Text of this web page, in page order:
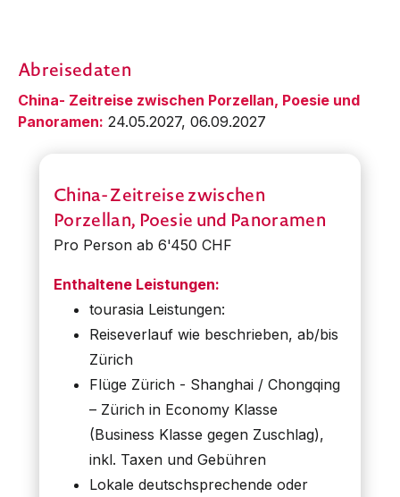
Abreisedaten
China- Zeitreise zwischen Porzellan, Poesie und
Panoramen: 24.05.2027, 06.09.2027
China- Zeitreise zwischen
Porzellan, Poesie und Panoramen
Pro Person ab 6'450 CHF
Enthaltene Leistungen:
tourasia Leistungen:
Reiseverlauf wie beschrieben, ab/bis
Zürich
Flüge Zürich - Shanghai / Chongqing
– Zürich in Economy Klasse
(Business Klasse gegen Zuschlag),
inkl. Taxen und Gebühren
Lokale deutschsprechende oder